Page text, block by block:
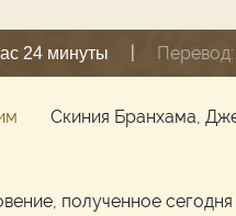
24 минуты Перевод:
Скиния Бранхама,
полученное